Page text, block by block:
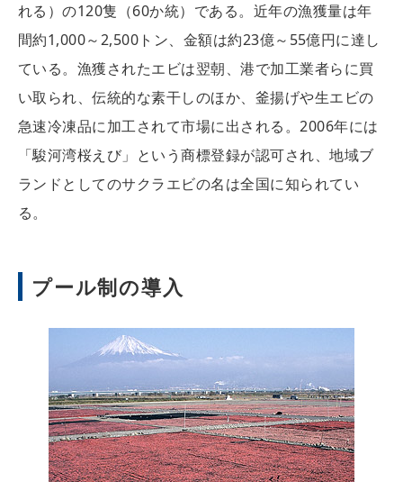
れる）の120隻（60か統）である。近年の漁獲量は年
間約1,000～2,500トン、金額は約23億～55億円に達し
ている。漁獲されたエビは翌朝、港で加工業者らに買
い取られ、伝統的な素干しのほか、釜揚げや生エビの
急速冷凍品に加工されて市場に出される。2006年には
「駿河湾桜えび」という商標登録が認可され、地域ブ
ランドとしてのサクラエビの名は全国に知られてい
る。
プール制の導入